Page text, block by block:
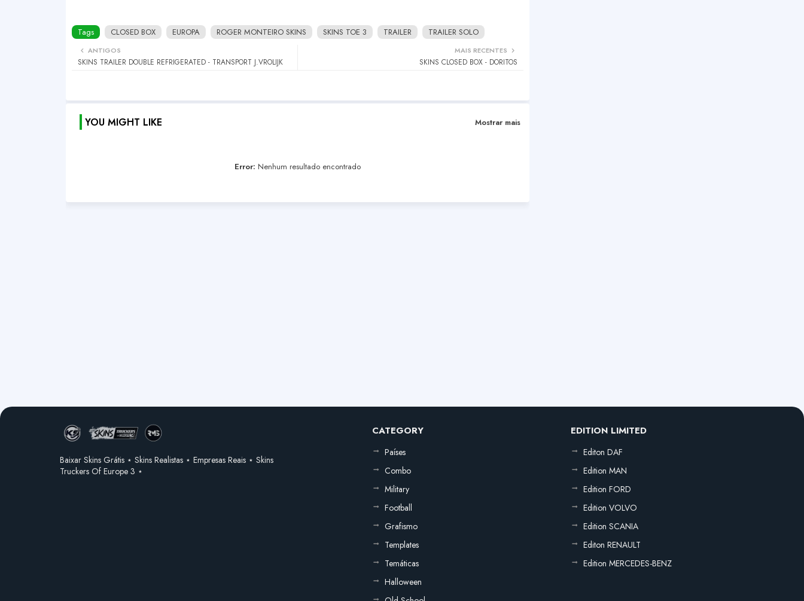
Tags CLOSED BOX EUROPA ROGER MONTEIRO SKINS SKINS TOE 3 TRAILER TRAILER SOLO
MAIS RECENTES
SKINS CLOSED BOX - DORITOS
ANTIGOS
SKINS TRAILER DOUBLE REFRIGERATED - TRANSPORT J.VROLIJK
YOU MIGHT LIKE Mostrar mais
Error: Nenhum resultado encontrado
Baixar Skins Grátis ⋆ Skins Realistas ⋆ Empresas Reais ⋆ Skins
Truckers Of Europe 3 ⋆
CATEGORY
Países
Combo
Military
Football
Grafismo
Templates
Temáticas
Halloween
EDITION LIMITED
Editon DAF
Edition MAN
Edition FORD
Edition VOLVO
Edition SCANIA
Editon RENAULT
Edition MERCEDES-BENZ